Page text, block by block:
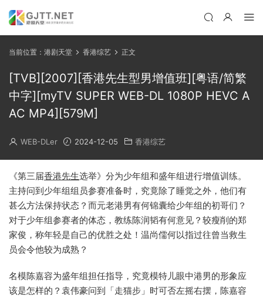
当前位置： 港剧天堂 香港综艺 正文
[TVB][2007][香港先生型男增值班][粤语/简繁
中字][myTV SUPER WEB-DL 1080P HEVC A
AC MP4][579M]
WEB-DLer 2024-12-05 香港综艺
《第三届香港先生选举》分为少年组和盛年组进行增值训练。
主持问到少年组组员参赛准备时，究竟除了睡觉之外，他们有
甚么方法保持状态？而元老港男有何锦囊给少年组的初哥们？
对于少年组参赛者的体态，教练陈润韬有何意见？较瘦削的郑
家俊，称年轻是自己的优胜之处！温尚儒何以指过往曾当救生
员会令他较为成熟？
名模陈嘉容为盛年组担任指导，究竟模特儿眼中港男的形象应
该是怎样的？袁伟豪问到「走猫步」时可否左摇右摆，陈嘉容